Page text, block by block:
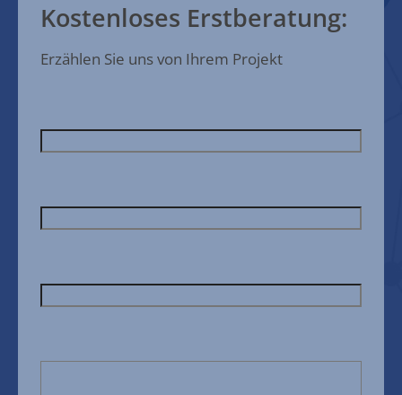
Kostenloses Erstberatung:
Erzählen Sie uns von Ihrem Projekt